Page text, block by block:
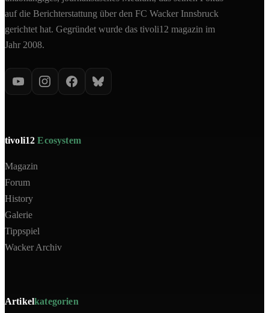
auf die Berichterstattung über den FC Wacker Innsbruck
gerichtet hat. Gegründet wurde das tivoli12 magazin im
Jahr 2008.
tivoli12Ecosystem
Magazin
Forum
History
Galerie
Tippspiel
Wacker Archiv
Artikelkategorien